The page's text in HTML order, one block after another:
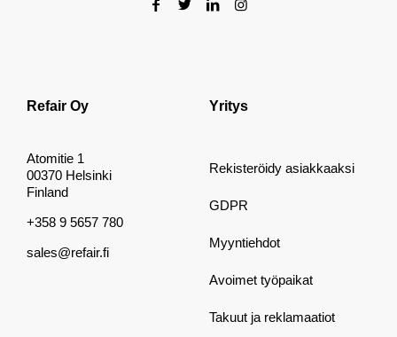
Refair Oy
Atomitie 1
00370 Helsinki
Finland
+358 9 5657 780
sales@refair.fi
Yritys
Rekisteröidy asiakkaaksi
GDPR
Myyntiehdot
Avoimet työpaikat
Takuut ja reklamaatiot